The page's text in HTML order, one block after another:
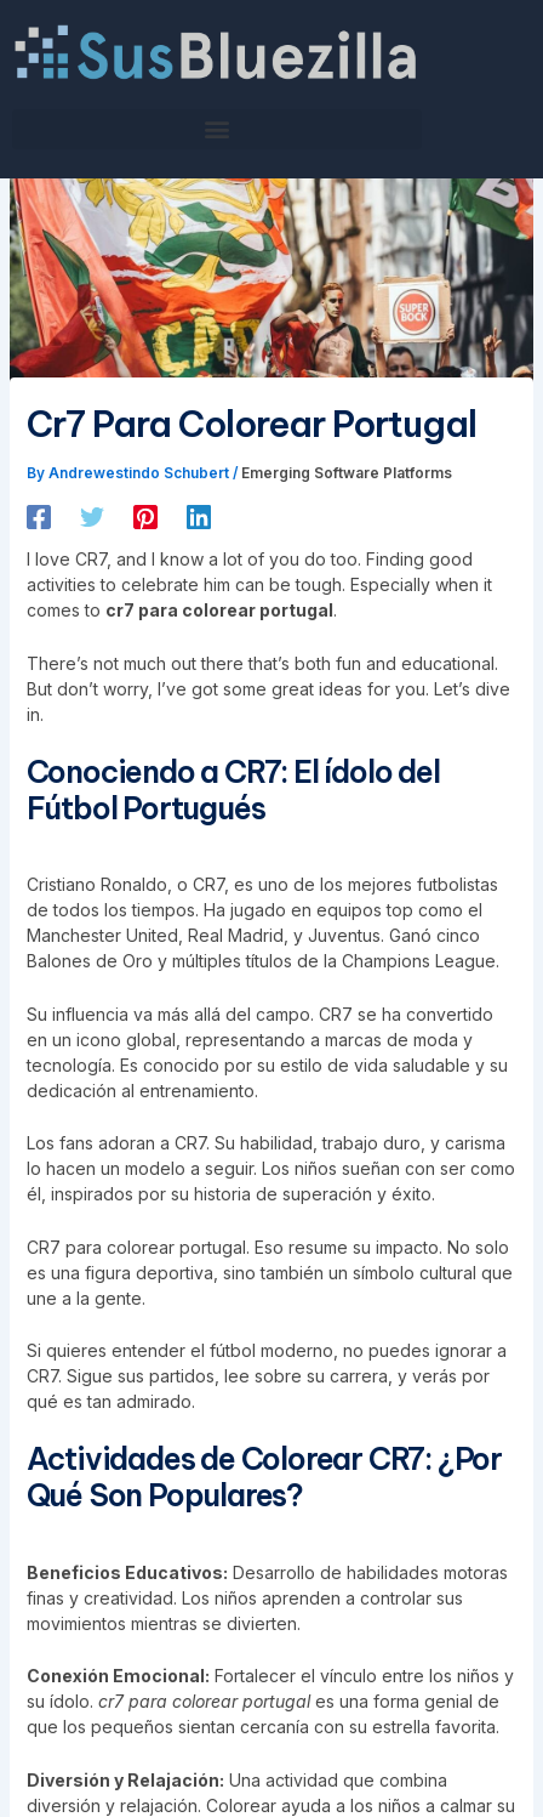
content
Cr7 Para Colorear Portugal
By Andrewestindo Schubert / Emerging Software Platforms
I love CR7, and I know a lot of you do too. Finding good
activities to celebrate him can be tough. Especially when it
comes to cr7 para colorear portugal.
There’s not much out there that’s both fun and educational.
But don’t worry, I’ve got some great ideas for you. Let’s dive
in.
Conociendo a CR7: El ídolo del
Fútbol Portugués
Cristiano Ronaldo, o CR7, es uno de los mejores futbolistas
de todos los tiempos. Ha jugado en equipos top como el
Manchester United, Real Madrid, y Juventus. Ganó cinco
Balones de Oro y múltiples títulos de la Champions League.
Su influencia va más allá del campo. CR7 se ha convertido
en un icono global, representando a marcas de moda y
tecnología. Es conocido por su estilo de vida saludable y su
dedicación al entrenamiento.
Los fans adoran a CR7. Su habilidad, trabajo duro, y carisma
lo hacen un modelo a seguir. Los niños sueñan con ser como
él, inspirados por su historia de superación y éxito.
CR7 para colorear portugal. Eso resume su impacto. No solo
es una figura deportiva, sino también un símbolo cultural que
une a la gente.
Si quieres entender el fútbol moderno, no puedes ignorar a
CR7. Sigue sus partidos, lee sobre su carrera, y verás por
qué es tan admirado.
Actividades de Colorear CR7: ¿Por
Qué Son Populares?
Beneficios Educativos: Desarrollo de habilidades motoras
finas y creatividad. Los niños aprenden a controlar sus
movimientos mientras se divierten.
Conexión Emocional: Fortalecer el vínculo entre los niños y
su ídolo. cr7 para colorear portugales una forma genial de
que los pequeños sientan cercanía con su estrella favorita.
Diversión y Relajación: Una actividad que combina
diversión y relajación. Colorear ayuda a los niños a calmar su